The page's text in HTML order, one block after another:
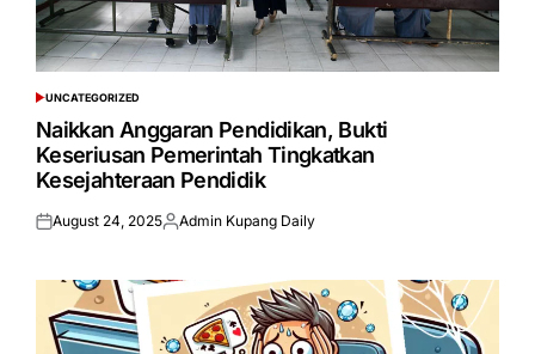
POSTED
IN
UNCATEGORIZED
Naikkan Anggaran Pendidikan, Bukti
Keseriusan Pemerintah Tingkatkan
Kesejahteraan Pendidik
Posted
August 24, 2025Posted
Admin Kupang Daily